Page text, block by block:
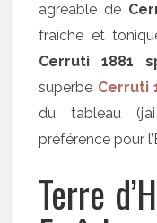
agréable de
fraîche et
Cerruti 1881
superbe Cerruti
du tableau
préférence pour
Terre